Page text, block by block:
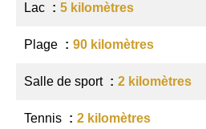
Lac 5 kilomètres
Plage 90 kilomètres
Salle de sport 2 kilomètres
Tennis 2 kilomètres